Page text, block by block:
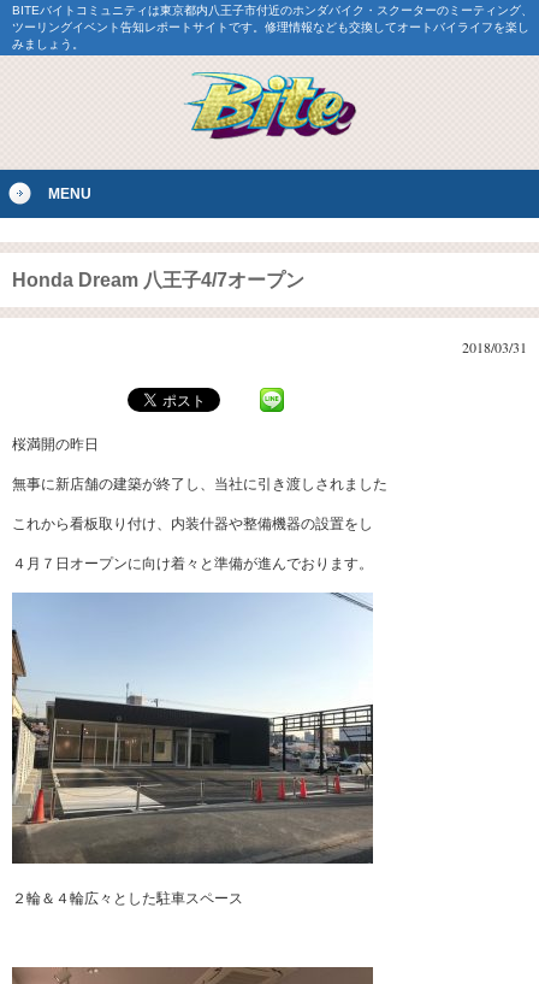
BITEバイトコミュニティは東京都内八王子市付近のホンダバイク・スクーターのミーティング、
ツーリングイベント告知レポートサイトです。修理情報なども交換してオートバイライフを楽し
みましょう。
MENU
Honda Dream 八王子4/7オープン
2018/03/31
桜満開の昨日
無事に新店舗の建築が終了し、当社に引き渡しされました
これから看板取り付け、内装什器や整備機器の設置をし
４月７日オープンに向け着々と準備が進んでおります。
２輪＆４輪広々とした駐車スペース